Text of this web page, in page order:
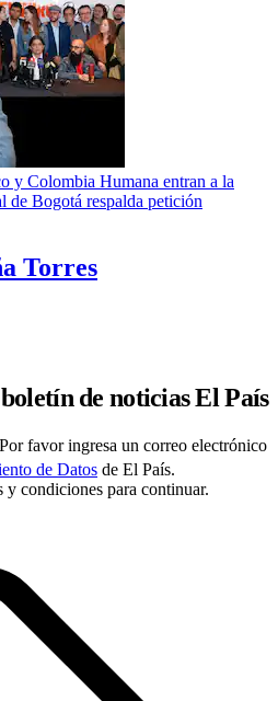
y Colombia Humana entran a la
de Bogotá respalda petición
Torres
de noticias El País
Por favor ingresa un correo electrónico
de Datos de El País.
y condiciones para continuar.